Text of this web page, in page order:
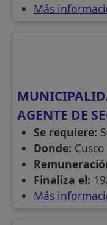
Más
AGENTE DE
Se requiere:
Donde: Cusco
Finaliza el:
Más